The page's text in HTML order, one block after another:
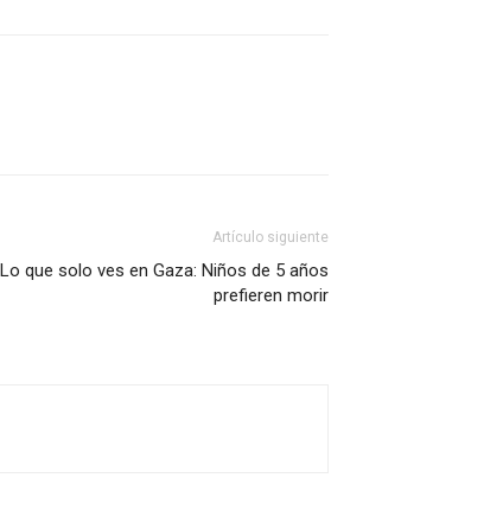
Artículo siguiente
Lo que solo ves en Gaza: Niños de 5 años
prefieren morir